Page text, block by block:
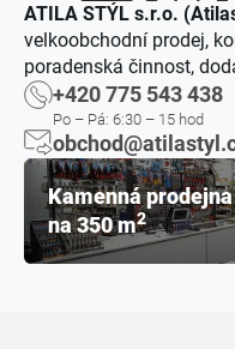
ATILA STÝL s.r.o.
velkoobchodní prodej,
poradenská činnost,
+420 775 543 438
Po – Pá: 6:30 – 15 hod
Kamenná
na 350 m2